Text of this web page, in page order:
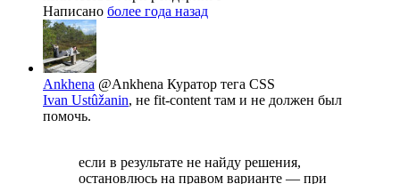
Написано более года назад
Ankhena @Ankhena Куратор тега CSS
Ivan Ustûžanin, не fit-content там и не должен был
помочь.
если в результате не найду решения,
остановлюсь на правом варианте — при